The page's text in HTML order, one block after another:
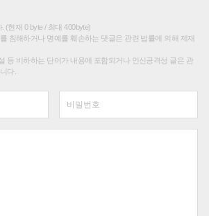
(현재 0 byte / 최대 400byte)
침해하거나 명예를 훼손하는 댓글은 관련 법률에 의해 제재
등 비하하는 단어가 내용에 포함되거나 인신공격성 글은 관
다.